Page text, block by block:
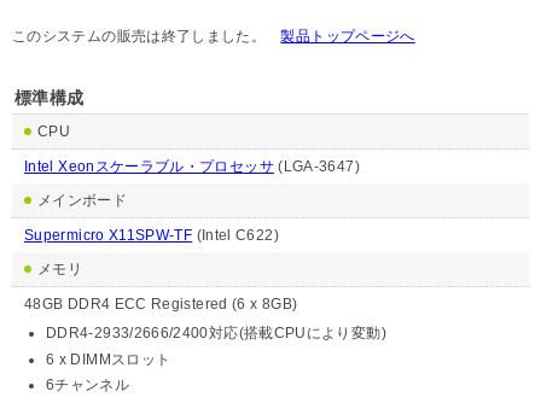
このシステムの販売は終了しました。製品トップページへ
標準構成
CPU
Intel Xeonスケーラブル・プロセッサ(LGA-3647)
メインボード
Supermicro X11SPW-TF (Intel C622)
メモリ
48GB DDR4 ECC Registered (6 x 8GB)
DDR4-2933/2666/2400対応(搭載CPUにより変動)
6 x DIMMスロット
6チャンネル